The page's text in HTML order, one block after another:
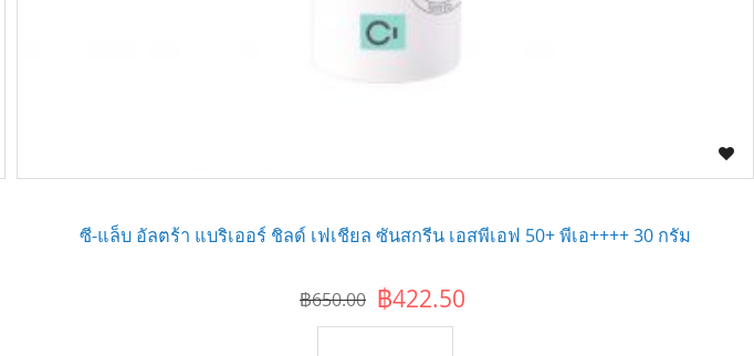
ซี-แล็บ อัลตร้า แบริเออร์ ชิลด์ เฟเชียล ซันสกรีน เอสพีเอฟ 50+ พีเอ++++ 30 กรัม
฿422.50
฿650.00